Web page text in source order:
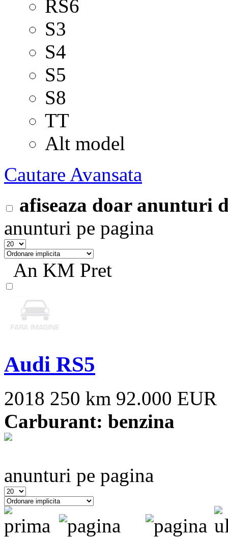
RS6
S3
S4
S5
S8
TT
Alt model
Cautare Avansata
afiseaza doar anunturi
anunturi pe pagina
An KM Pret
Audi RS5
2018 250 km 92.000 EUR
Carburant: benzina
anunturi pe pagina